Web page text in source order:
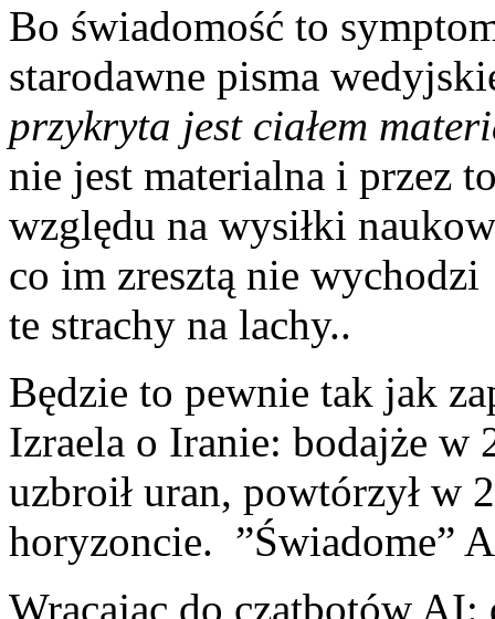
Bo świadomość to
starodawne pisma
przykryta jest ciałem
nie jest materialna i przez
względu na wysiłki
co im zresztą nie
te strachy na lachy..
Będzie to pewnie tak jak
Izraela o Iranie: bodajże w
uzbroił uran, powtórzył w
horyzoncie. ”Świadome”
Wracając do czatbotów